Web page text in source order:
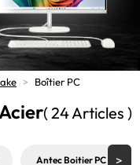
>
Boîtier PC
( 24 Articles )
Antec Boitier PC